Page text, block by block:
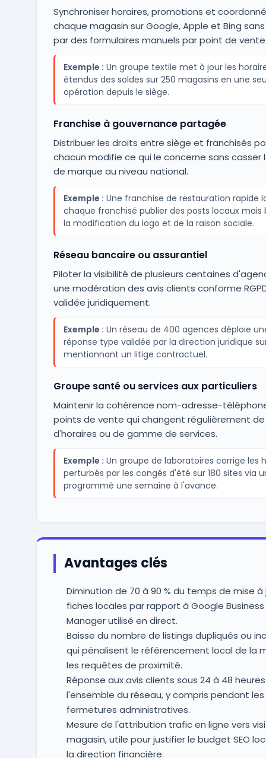
Synchroniser horaires, promotions et
chaque magasin sur Google, Apple et Bing
par des formulaires manuels par point de
Exemple : Un groupe textile met à jour les
étendus des soldes sur 250 magasins en une
opération depuis le siège.
Franchise à gouvernance partagée
Distribuer les droits entre siège et franchisés
chacun modifie ce qui le concerne sans casser
de marque au niveau national.
Exemple : Une franchise de restauration rapide
chaque franchisé publier des posts locaux mais
la modification du logo et de la raison sociale.
Réseau bancaire ou assurantiel
Piloter la visibilité de plusieurs centaines
une modération des avis clients conforme
validée juridiquement.
Exemple : Un réseau de 400 agences déploie
réponse type validée par la direction juridique
mentionnant un litige contractuel.
Groupe santé ou services aux particuliers
Maintenir la cohérence nom-adresse-
points de vente qui changent régulièrement
d'horaires ou de gamme de services.
Exemple : Un groupe de laboratoires corrige les
perturbés par les congés d'été sur 180 sites via
programmé une semaine à l'avance.
Avantages clés
Diminution de 70 à 90 % du temps de mise à
fiches locales par rapport à Google Business
Manager utilisé en direct.
Baisse du nombre de listings dupliqués ou
qui pénalisent le référencement local de la
les requêtes de proximité.
Réponse aux avis clients sous 24 à 48
l'ensemble du réseau, y compris pendant les
fermetures administratives.
Mesure de l'attribution trafic en ligne vers
magasin, utile pour justifier le budget SEO
la direction financière.